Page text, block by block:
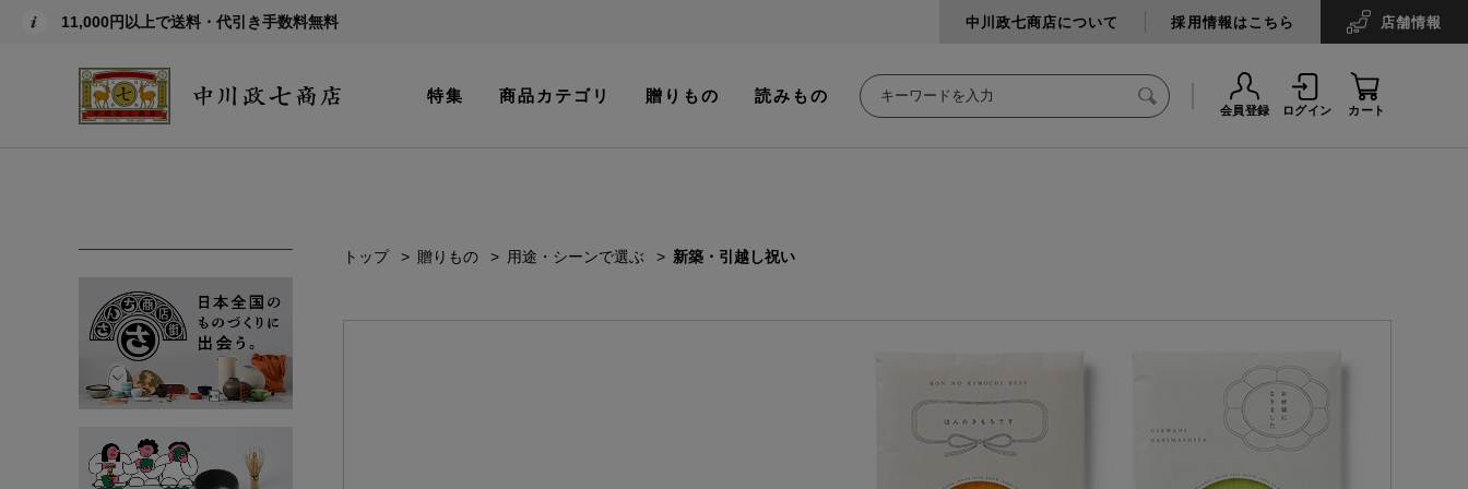
11,000円以上で送料・代引き手数料無料 中川政七商店について 採用情報はこちら 店舗情報
特集 商品カテゴリ 贈りもの 読みもの
会員登録 ログイン カート
トップ 贈りもの 用途・シーンで選ぶ 新築・引越し祝い